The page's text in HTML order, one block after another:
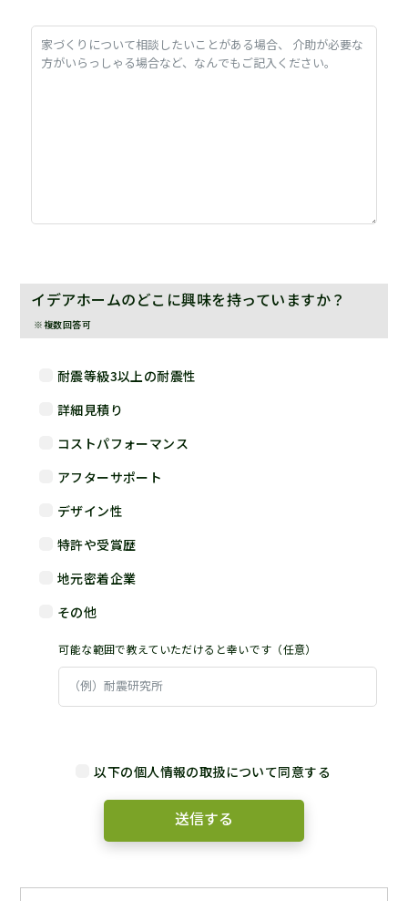
イデアホームのどこに興味を持っていますか？
※複数回答可
耐震等級3以上の耐震性
詳細見積り
コストパフォーマンス
アフターサポート
デザイン性
特許や受賞歴
地元密着企業
その他
可能な範囲で教えていただけると幸いです（任意）
以下の個人情報の取扱について同意する